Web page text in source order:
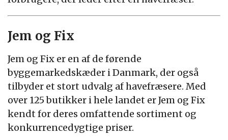
Jem og Fix
Jem og Fix er en af de førende
byggemarkedskæder i Danmark, der også
tilbyder et stort udvalg af havefræsere. Med
over 125 butikker i hele landet er Jem og Fix
kendt for deres omfattende sortiment og
konkurrencedygtige priser.